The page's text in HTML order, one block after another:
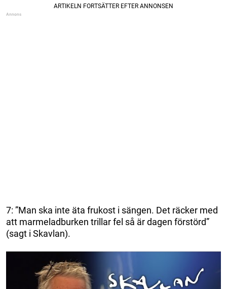
7: ”Man ska inte äta frukost i sängen. Det räcker med
att marmeladburken trillar fel så är dagen förstörd”
(sagt i Skavlan).